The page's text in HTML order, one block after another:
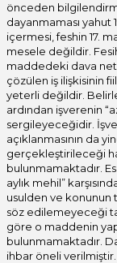
önceden
dayanmaması yahut
içermesi, feshin 17.
mesele değildir.
maddedeki dava
çözülen iş ilişkisinin
yeterli değildir.
ardından işverenin
sergileyeceğidir.
açıklanmasının da
gerçekleştirileceği
bulunmamaktadır.
aylık mehil”
usulden ve konunun
söz edilemeyeceği
göre o maddenin
bulunmamaktadır.
ihbar öneli